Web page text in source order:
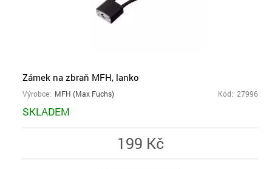
Zámek na zbraň MFH, lanko
Výrobce: MFH (Max Fuchs) Kód: 27996
SKLADEM
199 Kč